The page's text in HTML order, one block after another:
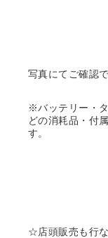
写真にてご確認
※バッテリー・
どの消耗品・付
す。
☆店頭販売も行